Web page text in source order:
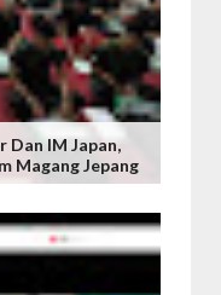
Dan IM Japan,
Magang Jepang